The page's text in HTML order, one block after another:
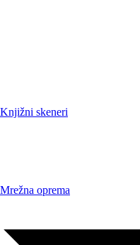
Knjižni skeneri
Mrežna oprema